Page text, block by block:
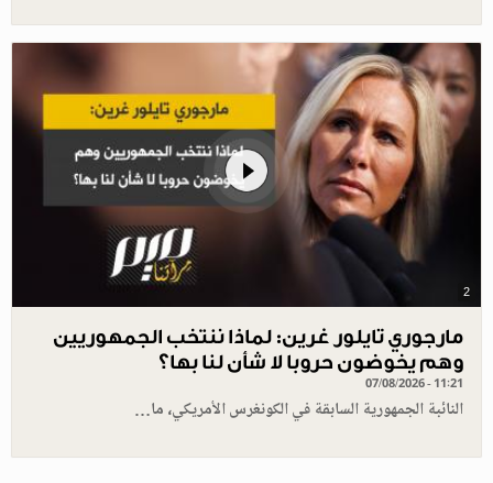
2
مارجوري تايلور غرين: لماذا ننتخب الجمهوريين
وهم يخوضون حروبا لا شأن لنا بها؟
07/08/2026 - 11:21
النائبة الجمهورية السابقة في الكونغرس الأمريكي، ما…